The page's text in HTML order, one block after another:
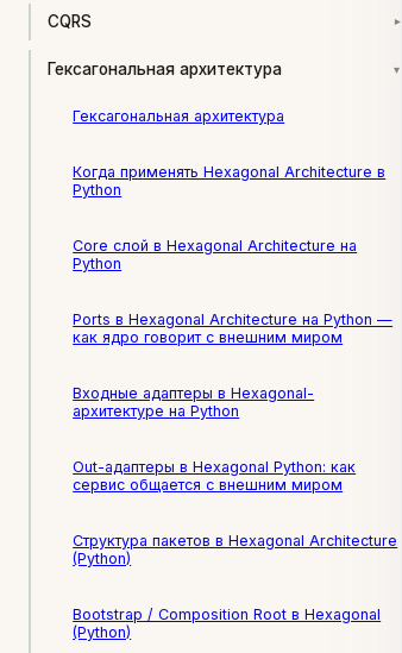
CQRS ▾
Гексагональная архитектура ▾
Гексагональная архитектура
Когда применять Hexagonal Architecture в
Python
Core слой в Hexagonal Architecture на
Python
Ports в Hexagonal Architecture на Python —
как ядро говорит с внешним миром
Входные адаптеры в Hexagonal-
архитектуре на Python
Out-адаптеры в Hexagonal Python: как
сервис общается с внешним миром
Структура пакетов в Hexagonal Architecture
(Python)
Bootstrap / Composition Root в Hexagonal
(Python)